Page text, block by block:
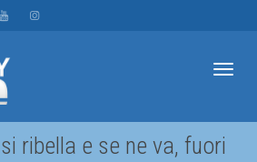
ribella e se ne va, fuori